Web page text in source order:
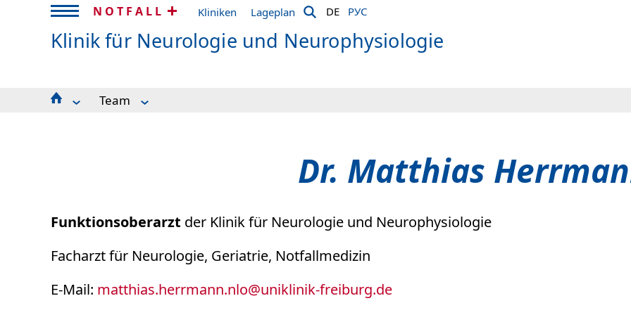
NOTFALL Kliniken Lageplan DE РУС
Klinik für Neurologie und Neurophysiologie
Team
Dr. Matthias
Funktionsoberarzt der Klinik für Neurologie und Neurophysiologie
Facharzt für Neurologie, Geriatrie, Notfallmedizin
E-Mail: matthias.herrmann.nlo@uniklinik-freiburg.de